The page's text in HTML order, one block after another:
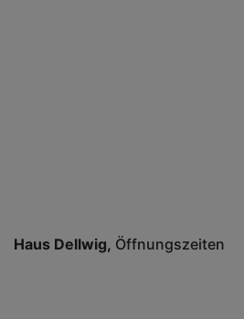
Haus Dellwig Öffnungszeiten